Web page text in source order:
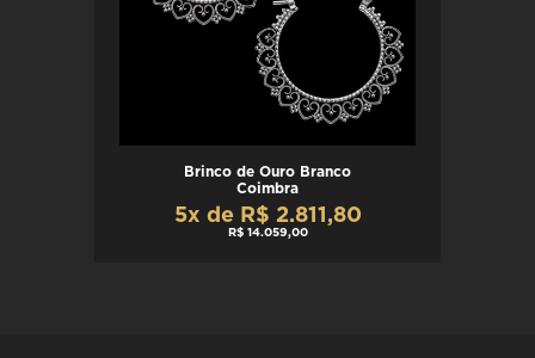
Brinco de Ouro Branco
Coimbra
5x de R$ 2.811,80
R$ 14.059,00